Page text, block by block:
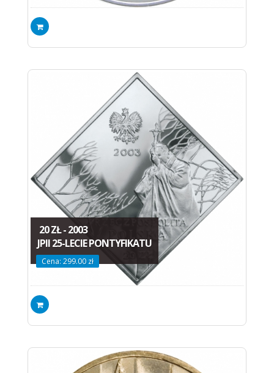
20 ZŁ - 2003
JPII 25-LECIE PONTYFIKATU
Cena: 299.00 zł